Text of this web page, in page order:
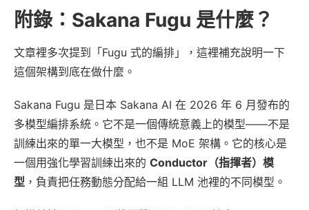
附錄：Sakana Fugu 是什麼？
文章裡多次提到「Fugu 式的編排」，這裡補充說明一下
這個架構到底在做什麼。
Sakana Fugu 是日本 Sakana AI 在 2026 年 6 月發布的
多模型編排系統。它不是一個傳統意義上的模型——不是
訓練出來的單一大模型，也不是 MoE 架構。它的核心是
一個用強化學習訓練出來的 Conductor（指揮者）模
型 ，負責把任務動態分配給一組 LLM 池裡的不同模型。